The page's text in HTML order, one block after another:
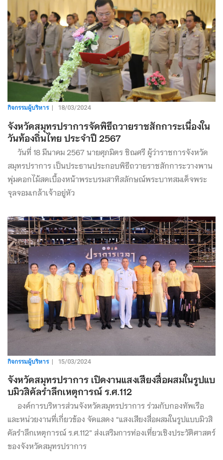
กิจกรรมผู้บริหาร| 18/03/2024
จังหวัดสมุทรปราการจัดพิธีถวายราชสักการะเนื่องใน
วันท้องถิ่นไทย ประจำปี 2567
วันที่ 18 มีนาคม 2567 นายศุภมิตร ชิณศรี ผู้ว่าราชการจังหวัด
สมุทรปราการ เป็นประธานประกอบพิธีถวายราชสักการะวางพาน
พุ่มดอกไม้สดเบื้องหน้าพระบรมสาทิสลักษณ์พระบาทสมเด็จพระ
จุลจอมเกล้าเจ้าอยู่หัว
กิจกรรมผู้บริหาร| 15/03/2024
จังหวัดสมุทรปราการ เปิดงานแสงเสียงสื่อผสมในรูปแบ
บมิวสิคัลรำลึกเหตุการณ์ ร.ศ.112
องค์การบริหารส่วนจังหวัดสมุทรปราการ ร่วมกับกองทัพเรือ
และหน่วยงานที่เกี่ยวข้อง จัดแสดง “แสงเสียงสื่อผสมในรูปแบบมิวสิ
คัลรำลึกเหตุการณ์ ร.ศ.112” ส่งเสริมการท่องเที่ยวเชิงประวัติศาสตร์
ของจังหวัดสมุทรปราการ